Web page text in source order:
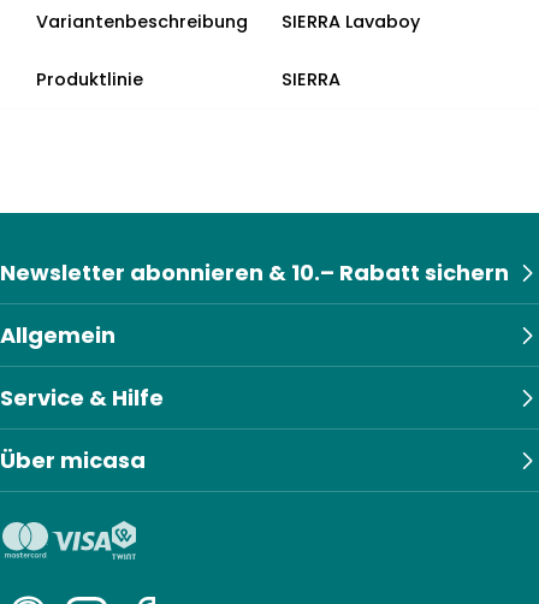
Variantenbeschreibung SIERRA Lavaboy
Produktlinie SIERRA
Allgemein
Service & Hilfe
Über micasa
Newsletter abonnieren & 10.– Rabatt sichern